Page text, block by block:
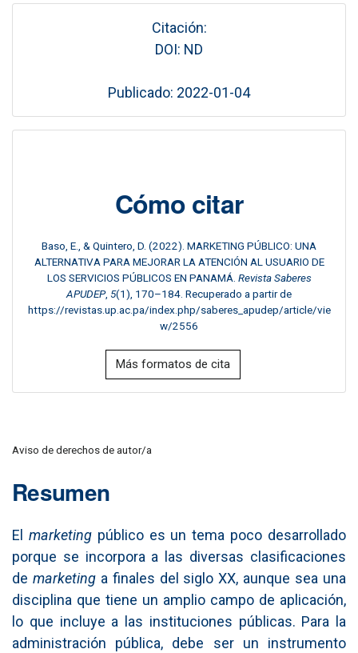
Citación:
DOI: ND
Publicado: 2022-01-04
Cómo citar
Baso, E., & Quintero, D. (2022). MARKETING PÚBLICO: UNA
ALTERNATIVA PARA MEJORAR LA ATENCIÓN AL USUARIO DE
LOS SERVICIOS PÚBLICOS EN PANAMÁ. Revista Saberes
APUDEP, 5(1), 170–184. Recuperado a partir de
https://revistas.up.ac.pa/index.php/saberes_apudep/article/vie
w/2556
Más formatos de cita
Aviso de derechos de autor/a
Resumen
El marketingpúblico es un tema poco desarrollado
porque se incorpora a las diversas clasificaciones
de marketinga finales del siglo XX, aunque sea una
disciplina que tiene un amplio campo de aplicación,
lo que incluye a las instituciones públicas. Para la
administración pública, debe ser un instrumento